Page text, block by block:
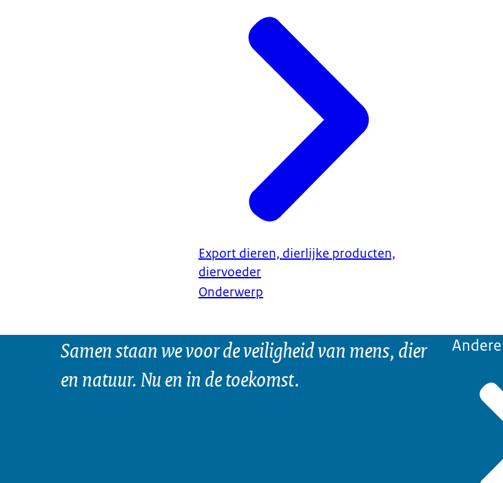
Export dieren, dierlijke producten,
diervoeder
Onderwerp
Samen staan we voor de veiligheid van mens, dier
en natuur. Nu en in de toekomst.